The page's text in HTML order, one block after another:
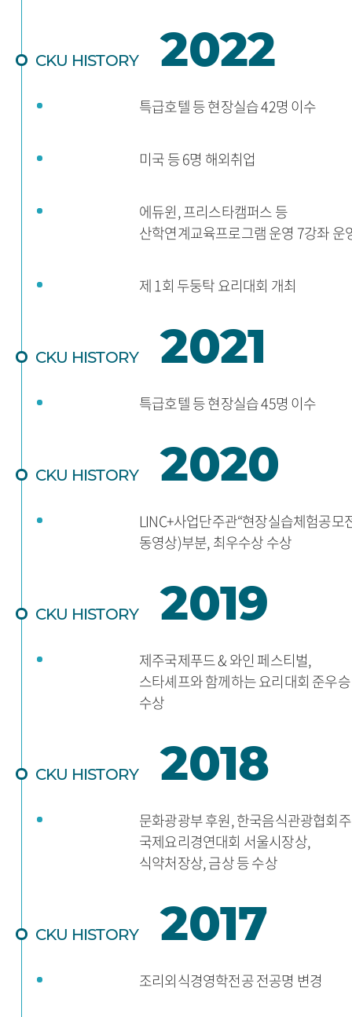
CKU HISTORY 2022
특급호텔 등 현장실습 42명 이수
미국 등 6명 해외취업
에듀윈, 프리스타캠퍼스 등
산학연계교육프로그램 운영 7강좌 운
제 1회 두둥탁 요리대회 개최
CKU HISTORY 2021
특급호텔 등 현장실습 45명 이수
CKU HISTORY 2020
LINC+사업단주관“현장실습체험공모
동영상)부분, 최우수상 수상
CKU HISTORY 2019
제주국제푸드 & 와인 페스티벌,
스타셰프와 함께하는 요리대회 준우승
수상
CKU HISTORY 2018
문화광광부 후원, 한국음식관광협회
국제요리경연대회 서울시장상,
식약처장상, 금상 등 수상
CKU HISTORY 2017
조리외식경영학전공 전공명 변경